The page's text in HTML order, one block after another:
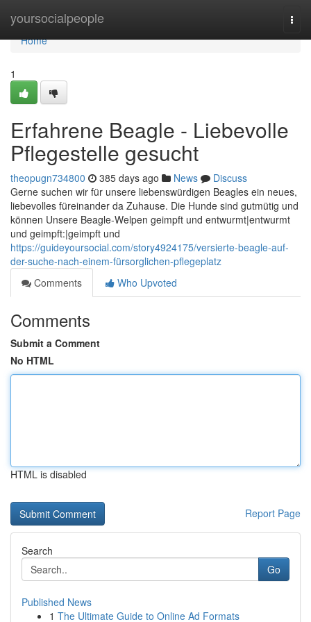
yoursocialpeople
Home
Home
1
Erfahrene Beagle - Liebevolle
Pflegestelle gesucht
theopugn734800 385 days ago News
Discuss
Gerne suchen wir für unsere liebenswürdigen Beagles ein neues,
liebevolles füreinander da Zuhause. Die Hunde sind gutmütig und
können Unsere Beagle-Welpen geimpft und entwurmt|entwurmt
und geimpft:|geimpft und
https://guideyoursocial.com/story4924175/versierte-beagle-auf-
der-suche-nach-einem-fürsorglichen-pflegeplatz
Comments
Who Upvoted
Comments
Submit a Comment
No HTML
HTML is disabled
Report Page
Search
Go
Published News
1 The Ultimate Guide to Online Ad Formats